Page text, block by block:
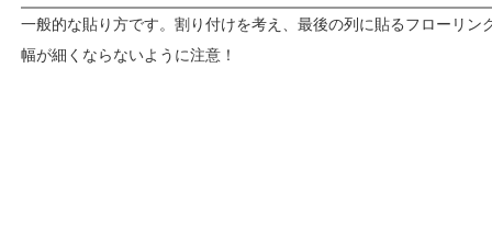
一般的な貼り方です。割り付けを考え、最後の列に貼るフローリン
幅が細くならないように注意！